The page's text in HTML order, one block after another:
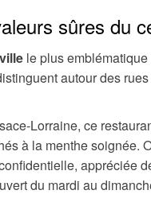
sûres du
le plus
autour des
Lorraine, ce
à la menthe soignée.
appréciée
du mardi au